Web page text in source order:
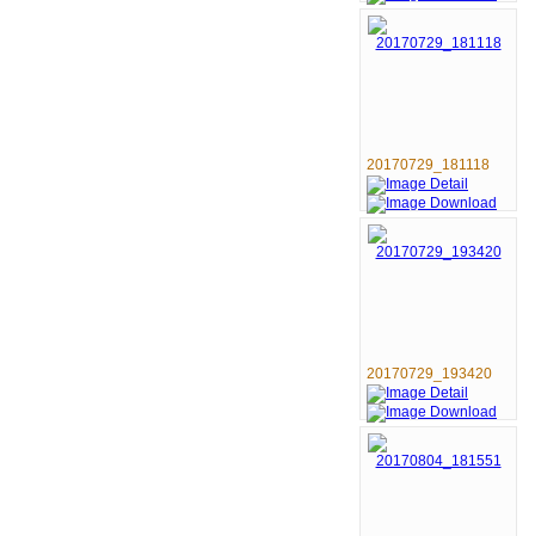
20170729_181118
20170729_193420